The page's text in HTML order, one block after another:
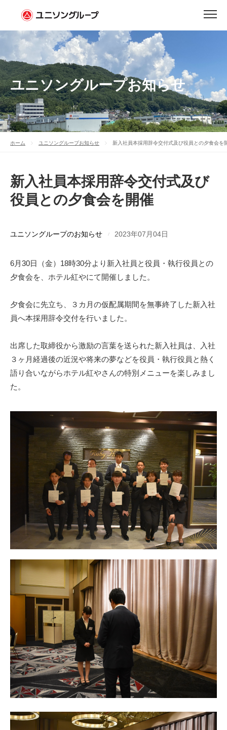
ユニソングループお知らせ
ホーム ユニソングループお知らせ 新入社員本採用辞令交付式及び役員との夕食会を
新入社員本採用辞令交付式及び
役員との夕食会を開催
ユニソングループのお知らせ 2023年07月04日
6月30日（金）18時30分より新入社員と役員・執行役員との
夕食会を、ホテル紅やにて開催しました。
夕食会に先立ち、３カ月の仮配属期間を無事終了した新入社
員へ本採用辞令交付を行いました。
出席した取締役から激励の言葉を送られた新入社員は、入社
３ヶ月経過後の近況や将来の夢などを役員・執行役員と熱く
語り合いながらホテル紅やさんの特別メニューを楽しみまし
た。